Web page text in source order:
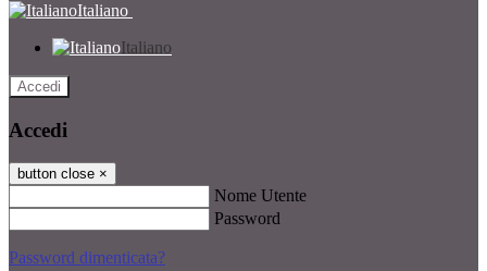
Italiano
Italiano
Accedi
Accedi
button close ×
Nome Utente
Password
Password dimenticata?